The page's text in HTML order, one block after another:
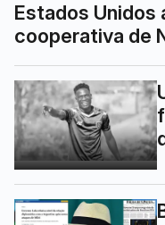
Estados Unidos
cooperativa de